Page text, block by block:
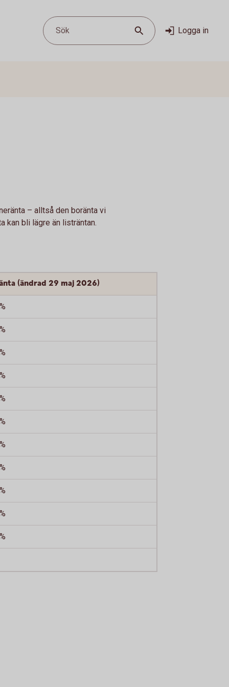
Sök Logga in
– alltså den boränta vi
kan bli lägre än listräntan.
(ändrad 29 maj 2026)